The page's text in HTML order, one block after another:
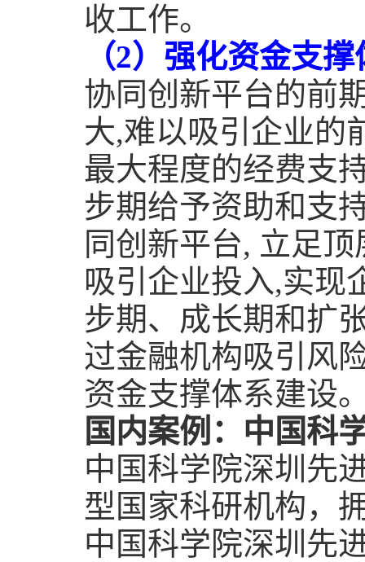
收工作。
（2）强化资金支撑
协同创新平台的前
大,难以吸引企业的
最大程度的经费支
步期给予资助和支
同创新平台, 立足
吸引企业投入,实现
步期、成长期和扩
过金融机构吸引风
资金支撑体系建设
国内案例：中国科
中国科学院深圳先
型国家科研机构，
中国科学院深圳先